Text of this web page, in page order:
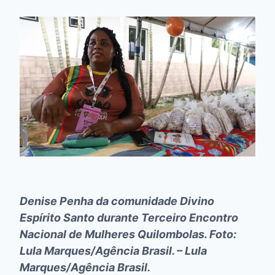
Denise Penha da comunidade Divino
Espírito Santo durante Terceiro Encontro
Nacional de Mulheres Quilombolas. Foto:
Lula Marques/Agência Brasil. –Lula
Marques/Agência Brasil.